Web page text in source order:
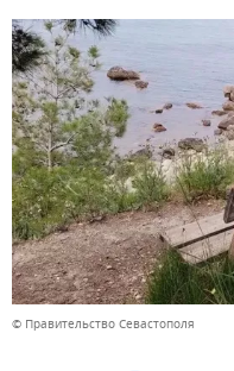
© Правительство Севастополя